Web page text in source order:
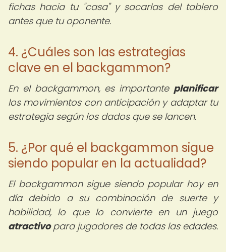
fichas hacia tu "casa" y sacarlas del tablero
antes que tu oponente.
4. ¿Cuáles son las estrategias
clave en el backgammon?
En el backgammon, es importante planificar
los movimientos con anticipación y adaptar tu
estrategia según los dados que se lancen.
5. ¿Por qué el backgammon sigue
siendo popular en la actualidad?
El backgammon sigue siendo popular hoy en
día debido a su combinación de suerte y
habilidad, lo que lo convierte en un juego
atractivopara jugadores de todas las edades.